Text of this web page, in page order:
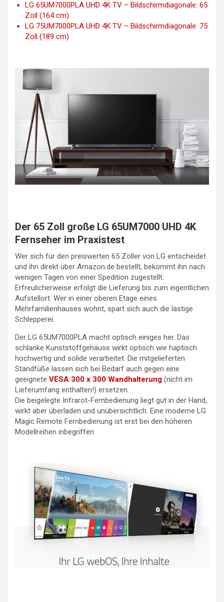
LG 65UM7000PLA UHD 4K TV – Bildschirmdiagonale: 65
Zoll (164 cm)
LG 75UM7000PLA UHD 4K TV – Bildschirmdiagonale: 75
Zoll (189 cm)
Der 65 Zoll große LG 65UM7000 UHD 4K
Fernseher im Praxistest
Wer sich für den preiswerten 65 Zöller von LG entscheidet
und ihn direkt über Amazon.de bestellt, bekommt ihn nach
wenigen Tagen von einer Spedition zugestellt.
Erfreulicherweise erfolgt die Lieferung bis zum eigentlichen
Aufstellort. Wer in einer oberen Etage eines
Mehrfamilienhauses wohnt, spart sich auch die lästige
Schlepperei.
Der LG 65UM7000PLA macht optisch einiges her. Das
schlanke Kunststoffgehäuse wirkt optisch wie haptisch
hochwertig und solide verarbeitet. Die mitgelieferten
Standfüße lassen sich bei Bedarf auch gegen eine
geeignete VESA 300 x 300 Wandhalterung (nicht im
Lieferumfang enthalten!) ersetzen.
Die beigelegte Infrarot-Fernbedienung liegt gut in der Hand,
wirkt aber überladen und unübersichtlich. Eine moderne LG
Magic Remote Fernbedienung ist erst bei den höheren
Modellreihen inbegriffen.